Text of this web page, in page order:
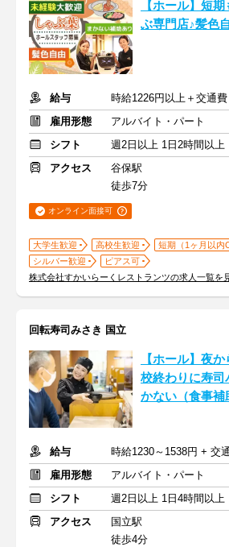
【ホール】短
ぶ専門店♪髪色
給与
時給1226円以上＋交通費
雇用形態
アルバイト・パート
シフト
週2日以上 1日2時間以上
アクセス
谷保駅
徒歩7分
オンライン面接可
大学生歓迎 高校生歓迎
短期（1ヶ月以内
シルバー歓迎
ピアス可
株式会社すかいらーくレストランツの求人一覧を
回転寿司みさき 国立
【ホール】夜
校終わりに寿司
かない（食事補
給与
時給1230～1538円 + 交
雇用形態
アルバイト・パート
シフト
週2日以上 1日4時間以上
アクセス
国立駅
徒歩4分